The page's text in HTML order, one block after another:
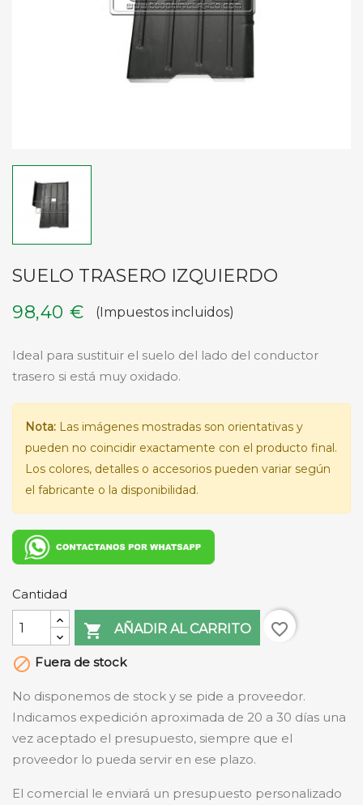
SUELO TRASERO IZQUIERDO
98,40 €
(Impuestos incluidos)
Ideal para sustituir el suelo del lado del conductor
trasero si está muy oxidado.
Nota: Las imágenes mostradas son orientativas y
pueden no coincidir exactamente con el producto final.
Los colores, detalles o accesorios pueden variar según
el fabricante o la disponibilidad.
Cantidad
 AÑADIR AL CARRITO
favorite_border
 Fuera de stock
No disponemos de stock y se pide a proveedor.
Indicamos expedición aproximada de 20 a 30 días una
vez aceptado el presupuesto, siempre que el
proveedor lo pueda servir en ese plazo.
El comercial le enviará un presupuesto personalizado